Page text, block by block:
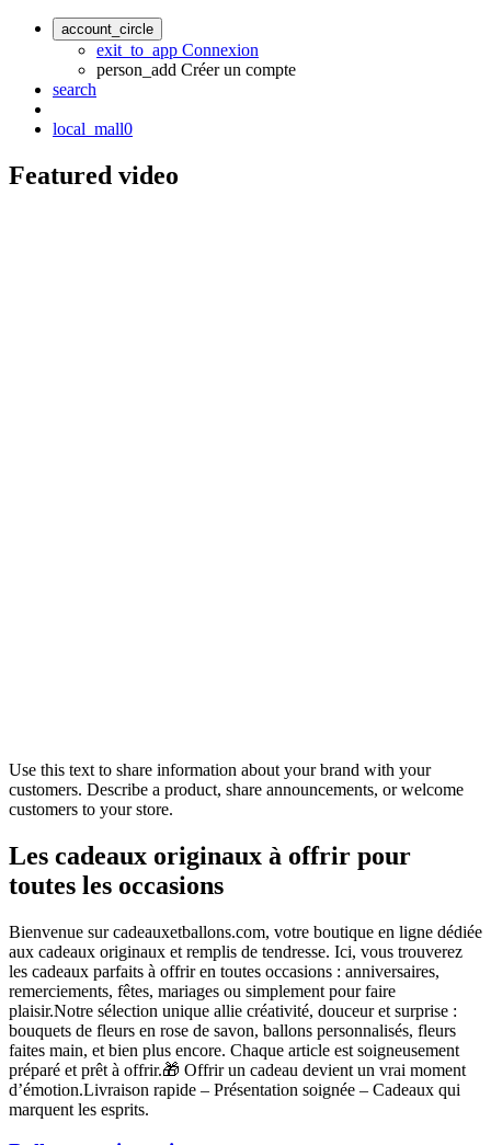
account_circle
exit_to_app Connexion
person_add Créer un compte
search
local_mall0
Featured video
Use this text to share information about your brand with your
customers. Describe a product, share announcements, or welcome
customers to your store.
Les cadeaux originaux à offrir pour
toutes les occasions
Bienvenue sur cadeauxetballons.com, votre boutique en ligne dédiée
aux cadeaux originaux et remplis de tendresse. Ici, vous trouverez
les cadeaux parfaits à offrir en toutes occasions : anniversaires,
remerciements, fêtes, mariages ou simplement pour faire
plaisir.Notre sélection unique allie créativité, douceur et surprise :
bouquets de fleurs en rose de savon, ballons personnalisés, fleurs
faites main, et bien plus encore. Chaque article est soigneusement
préparé et prêt à offrir.🎁 Offrir un cadeau devient un vrai moment
d’émotion.Livraison rapide – Présentation soignée – Cadeaux qui
marquent les esprits.